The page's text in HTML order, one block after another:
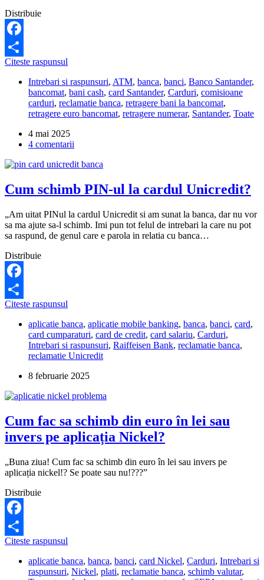
Distribuie
Facebook
Partajează
Citeste raspunsul
nu
pot
să
retrag
de
pe
Santander
bancomatele
din
România?
Intrebari si raspunsuri, ATM, banca, banci, Banco Santander,
bancomat, bani cash, card Santander, Carduri, comisioane
carduri, reclamatie banca, retragere bani la bancomat,
retragere euro bancomat, retragere numerar, Santander, Toate
4 mai 2025
4 comentarii
Cum schimb PIN-ul la cardul Unicredit?
„Am uitat PINul la cardul Unicredit si am sunat la banca, dar nu vor
sa ma ajute sa-l schimb. Imi pun tot felul de intrebari la care nu pot
sa raspund, de genul care e parola in relatia cu banca…
Distribuie
Facebook
Partajează
Citeste raspunsul
PIN-
ul
la
cardul
aplicatie banca, aplicatie mobile banking, banca, banci, card,
card cumparaturi, card de credit, card salariu, Carduri,
Intrebari si raspunsuri, Raiffeisen Bank, reclamatie banca,
reclamatie Unicredit
8 februarie 2025
Cum fac sa schimb din euro în lei sau
invers pe aplicația Nickel?
„Buna ziua! Cum fac sa schimb din euro în lei sau invers pe
aplicația nickel!? Se poate sau nu!???”
Distribuie
Facebook
Partajează
Citeste raspunsul
sa
schimb
aplicatie banca, banca, banci, card Nickel, Carduri, Intrebari si
raspunsuri, Nickel, plati, reclamatie banca, schimb valutar,